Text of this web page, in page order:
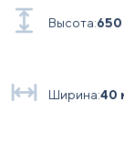
Высота:650
Ширина:40